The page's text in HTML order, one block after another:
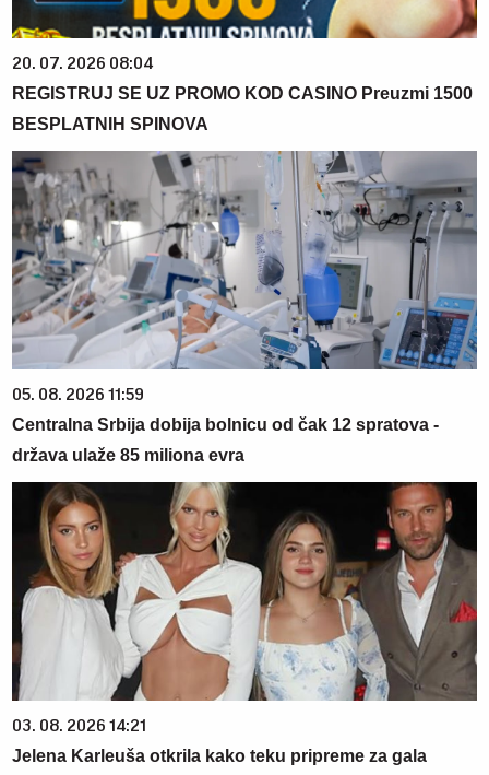
20. 07. 2026 08:04
REGISTRUJ SE UZ PROMO KOD CASINO Preuzmi 1500
BESPLATNIH SPINOVA
05. 08. 2026 11:59
Centralna Srbija dobija bolnicu od čak 12 spratova -
država ulaže 85 miliona evra
03. 08. 2026 14:21
Jelena Karleuša otkrila kako teku pripreme za gala